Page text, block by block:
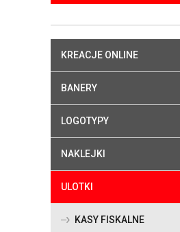
KREACJE ONLINE
BANERY
LOGOTYPY
NAKLEJKI
ULOTKI
KASY FISKALNE